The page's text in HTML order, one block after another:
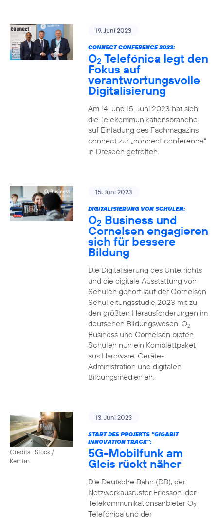
19. Juni 2023
CONNECT CONFERENCE 2023:
O2 Telefónica legt den
Fokus auf
verantwortungsvolle
Digitalisierung
Am 14. und 15. Juni 2023 hat sich
die Telekommunikationsbranche
auf Einladung des Fachmagazins
connect zur „connect conference“
in Dresden getroffen.
15. Juni 2023
DIGITALISIERUNG VON SCHULEN:
O2 Business und
Cornelsen engagieren
sich für bessere
Bildung
Die Digitalisierung des Unterrichts
und die digitale Ausstattung von
Schulen gehört laut der Cornelsen
Schulleitungsstudie 2023 mit zu
den größten Herausforderungen im
deutschen Bildungswesen. O2
Business und Cornelsen bieten
Schulen nun ein Komplettpaket
aus Hardware, Geräte-
Administration und digitalen
Bildungsmedien an.
Credits: iStock /
Kemter
13. Juni 2023
START DES PROJEKTS "GIGABIT
INNOVATION TRACK":
5G-Mobilfunk am
Gleis rückt näher
Die Deutsche Bahn (DB), der
Netzwerkausrüster Ericsson, der
Telekommunikationsanbieter O2
Telefónica und der